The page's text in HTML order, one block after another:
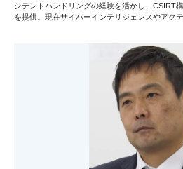
シデントハンドリングの経験を活かし、CSIRT
を提供。現在サイバーインテリジェンスやアク